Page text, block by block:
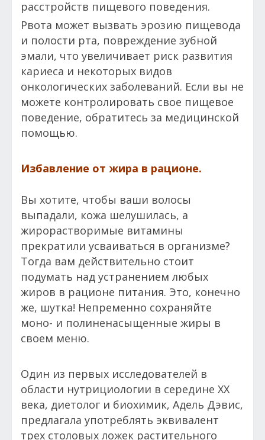
расстройств пищевого поведения.
Рвота может вызвать эрозию пищевода
и полости рта, повреждение зубной
эмали, что увеличивает риск развития
кариеса и некоторых видов
онкологических заболеваний. Если вы не
можете контролировать свое пищевое
поведение, обратитесь за медицинской
помощью.
Избавление от жира в рационе.
Вы хотите, чтобы ваши волосы
выпадали, кожа шелушилась, а
жирорастворимые витамины
прекратили усваиваться в организме?
Тогда вам действительно стоит
подумать над устранением любых
жиров в рационе питания. Это, конечно
же, шутка! Непременно сохраняйте
моно- и полиненасыщенные жиры в
своем меню.
Один из первых исследователей в
области нутрициологии в середине XX
века, диетолог и биохимик, Адель Дэвис,
предлагала употреблять эквивалент
трех столовых ложек растительного